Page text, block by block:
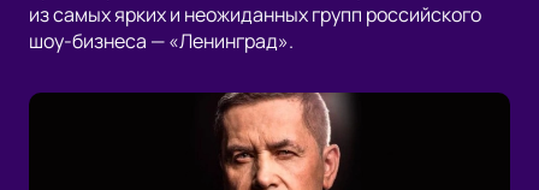
из самых ярких и неожиданных групп российского
шоу-бизнеса — «Ленинград».